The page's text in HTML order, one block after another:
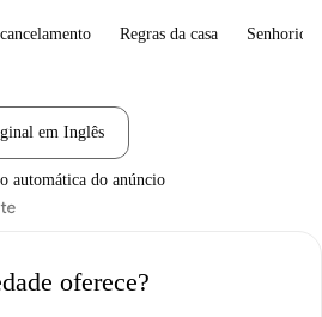
Regras da casa Senhorio
em Inglês
automática do anúncio
oferece?